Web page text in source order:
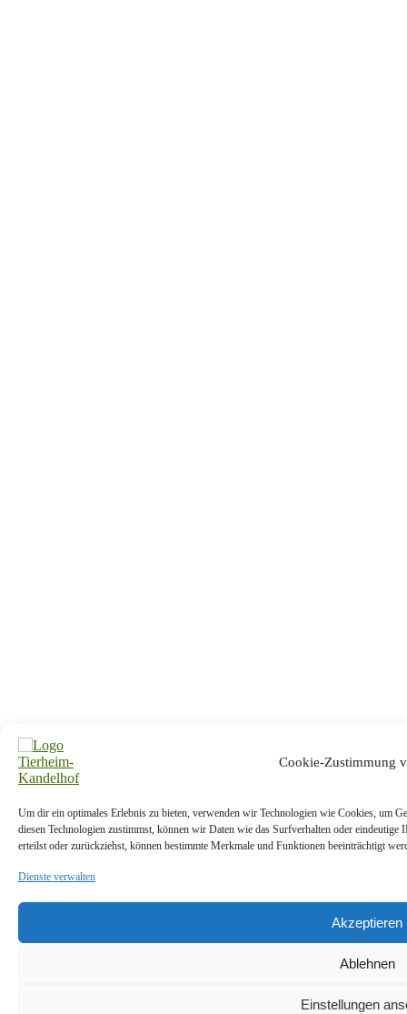
Cookie-Zustimmung
Um dir ein optimales Erlebnis zu bieten, verwenden wir Technologien wie Cookies, um
diesen Technologien zustimmst, können wir Daten wie das Surfverhalten oder
erteilst oder zurückziehst, können bestimmte Merkmale und Funktionen beeinträchtigt
Dienste verwalten
Akzeptieren
Ablehnen
Einstellungen